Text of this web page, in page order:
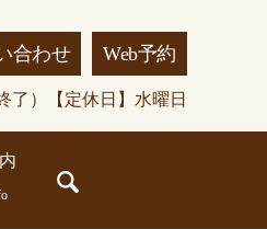
合わせ Web予約
了）【定休日】水曜日